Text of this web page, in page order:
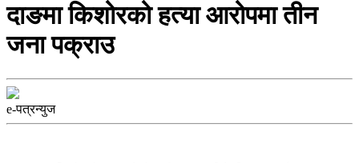
दाङमा किशोरको हत्या आरोपमा तीन
जना पक्राउ
e-पत्रन्युज